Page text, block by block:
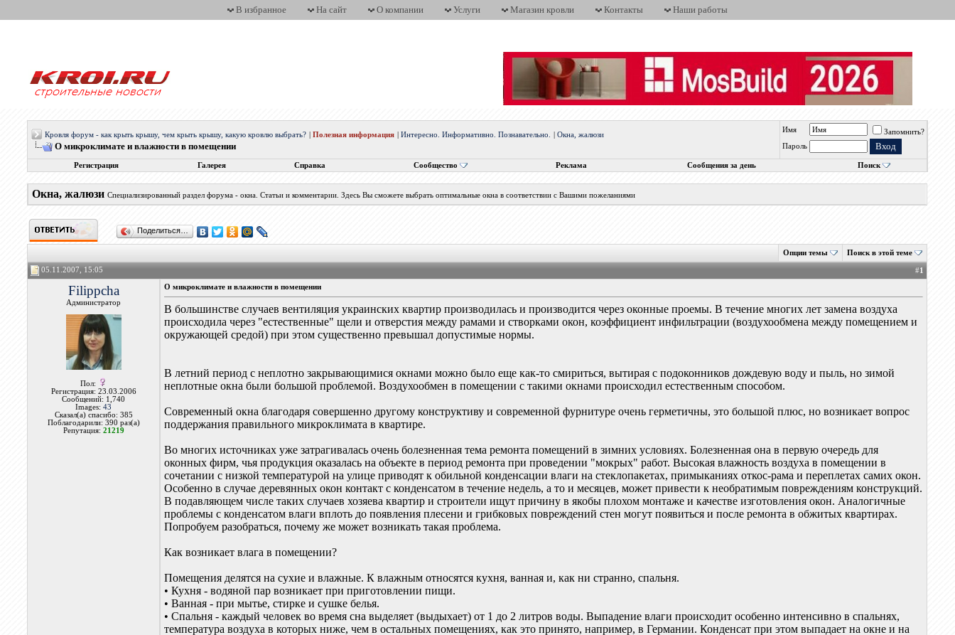
В избранное На сайт О компании Услуги Магазин кровли Контакты Наши работы
Кровля форум - как крыть крышу, чем крыть крышу, какую кровлю выбрать? |Полезная информация |Интересно. Информативно. Познавательно. |Окна, жалюзи
О микроклимате и влажности в помещении
Имя
Запомнить?
Пароль
Регистрация Галерея Справка Сообщество Реклама Сообщения за день Поиск
Окна, жалюзи Специализированный раздел форума - окна. Статьи и комментарии. Здесь Вы сможете выбрать оптимальные окна в соответствии с Вашими пожеланиями
Поделиться…
Опции темы Поиск в этой теме
05.11.2007, 15:05 #1
Filippcha
Администратор
Пол:
Регистрация: 23.03.2006
Сообщений: 1,740
Images:43
Сказал(а) спасибо: 385
Поблагодарили: 390 раз(а)
Репутация: 21219
О микроклимате и влажности в помещении
В большинстве случаев вентиляция украинских квартир производилась и производится через оконные проемы. В течение многих лет замена воздуха
происходила через "естественные" щели и отверстия между рамами и створками окон, коэффициент инфильтрации (воздухообмена между помещением и
окружающей средой) при этом существенно превышал допустимые нормы.
В летний период с неплотно закрывающимися окнами можно было еще как-то смириться, вытирая с подоконников дождевую воду и пыль, но зимой
неплотные окна были большой проблемой. Воздухообмен в помещении с такими окнами происходил естественным способом.
Современный окна благодаря совершенно другому конструктиву и современной фурнитуре очень герметичны, это большой плюс, но возникает вопрос
поддержания правильного микроклимата в квартире.
Во многих источниках уже затрагивалась очень болезненная тема ремонта помещений в зимних условиях. Болезненная она в первую очередь для
оконных фирм, чья продукция оказалась на объекте в период ремонта при проведении "мокрых" работ. Высокая влажность воздуха в помещении в
сочетании с низкой температурой на улице приводят к обильной конденсации влаги на стеклопакетах, примыканиях откос-рама и переплетах самих окон.
Особенно в случае деревянных окон контакт с конденсатом в течение недель, а то и месяцев, может привести к необратимым повреждениям конструкций.
В подавляющем числе таких случаев хозяева квартир и строители ищут причину в якобы плохом монтаже и качестве изготовления окон. Аналогичные
проблемы с конденсатом влаги вплоть до появления плесени и грибковых повреждений стен могут появиться и после ремонта в обжитых квартирах.
Попробуем разобраться, почему же может возникать такая проблема.
Как возникает влага в помещении?
Помещения делятся на сухие и влажные. К влажным относятся кухня, ванная и, как ни странно, спальня.
• Кухня - водяной пар возникает при приготовлении пищи.
• Ванная - при мытье, стирке и сушке белья.
• Спальня - каждый человек во время сна выделяет (выдыхает) от 1 до 2 литров воды. Выпадение влаги происходит особенно интенсивно в спальнях,
температура воздуха в которых ниже, чем в остальных помещениях, как это принято, например, в Германии. Конденсат при этом выпадает на окне и на